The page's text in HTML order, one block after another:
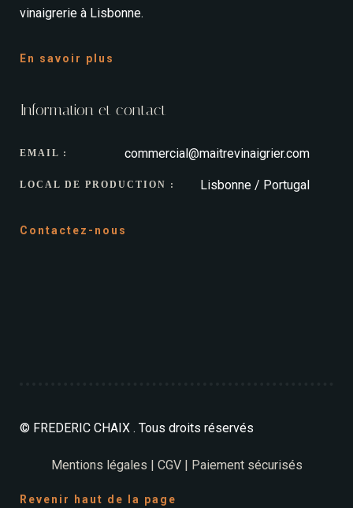
vinaigrerie à Lisbonne.
En savoir plus
Information et contact
EMAIL : commercial@maitrevinaigrier.com
LOCAL DE PRODUCTION : Lisbonne / Portugal
Contactez-nous
© FREDERIC CHAIX . Tous droits réservés
Mentions légales | CGV| Paiement sécurisés
Revenir haut de la page